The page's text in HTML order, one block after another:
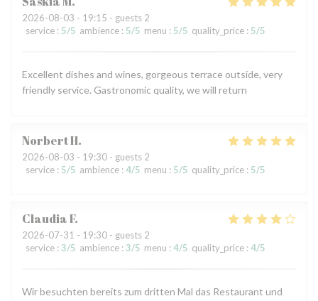
2026-08-03 - 19:15 - guests 2
service : 5/5 ambience : 5/5 menu : 5/5 quality_price : 5/5
Excellent dishes and wines, gorgeous terrace outside, very
friendly service. Gastronomic quality, we will return
NorbertH
2026-08-03 - 19:30 - guests 2
service : 5/5 ambience : 4/5 menu : 5/5 quality_price : 5/5
ClaudiaF
2026-07-31 - 19:30 - guests 2
service : 3/5 ambience : 3/5 menu : 4/5 quality_price : 4/5
Wir besuchten bereits zum dritten Mal das Restaurant und